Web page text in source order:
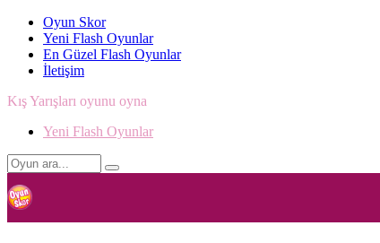
Oyun Skor
Yeni Flash Oyunlar
En Güzel Flash Oyunlar
İletişim
Kış Yarışları oyunu oyna
Yeni Flash Oyunlar